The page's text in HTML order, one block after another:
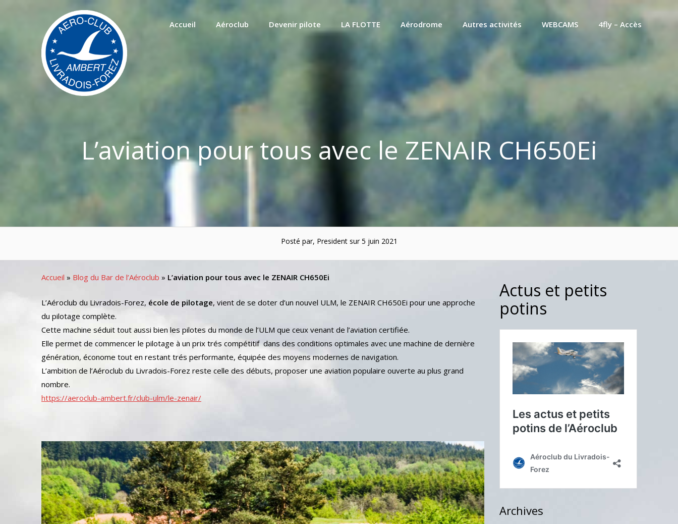
Accueil Aéroclub Devenir pilote LA FLOTTE Aérodrome Autres activités WEBCAMS 4fly – Accès
L’aviation pour tous avec le ZENAIR CH650Ei
Posté par, President sur 5 juin 2021
Accueil » Blog du Bar de l’Aéroclub » L’aviation pour tous avec le ZENAIR CH650Ei
L’Aéroclub du Livradois-Forez, école de pilotage, vient de se doter d’un nouvel ULM, le ZENAIR CH650Ei pour une approche
du pilotage complète.
Cette machine séduit tout aussi bien les pilotes du monde de l’ULM que ceux venant de l’aviation certifiée.
Elle permet de commencer le pilotage à un prix trés compétitif dans des conditions optimales avec une machine de dernière
génération, économe tout en restant trés performante, équipée des moyens modernes de navigation.
L’ambition de l’Aéroclub du Livradois-Forez reste celle des débuts, proposer une aviation populaire ouverte au plus grand
nombre.
https://aeroclub-ambert.fr/club-ulm/le-zenair/
Actus et petits
potins
Archives